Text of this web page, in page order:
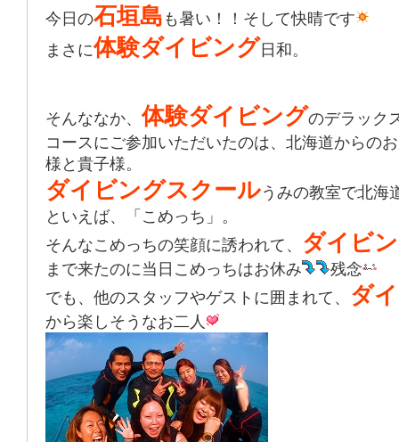
今日の石垣島 も暑い！！そして快晴です
まさに体験ダイビング 日和。
そんななか、体験ダイビングのデラック
コースにご参加いただいたのは、北海道からの
様と貴子様。
ダイビングスクールうみの教室で北海
といえば、「こめっち」。
そんなこめっちの笑顔に誘われて、 ダイビ
まで来たのに当日こめっちはお休み
残念
でも、他のスタッフやゲストに囲まれて、 ダ
から楽しそうなお二人